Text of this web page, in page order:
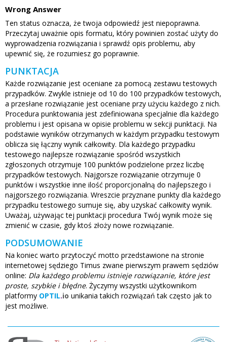
Wrong Answer
Ten status oznacza, że twoja odpowiedź jest niepoprawna.
Przeczytaj uważnie opis formatu, który powinien zostać użyty do
wyprowadzenia rozwiązania i sprawdź opis problemu, aby
upewnić się, że rozumiesz go poprawnie.
PUNKTACJA
Każde rozwiązanie jest oceniane za pomocą zestawu testowych
przypadków. Zwykle istnieje od 10 do 100 przypadków testowych,
a przesłane rozwiązanie jest oceniane przy użyciu każdego z nich.
Procedura punktowania jest zdefiniowana specjalnie dla każdego
problemu i jest opisana w opisie problemu w sekcji punktacji. Na
podstawie wyników otrzymanych w każdym przypadku testowym
oblicza się łączny wynik całkowity. Dla każdego przypadku
testowego najlepsze rozwiązanie spośród wszystkich
zgłoszonych otrzymuje 100 punktów podzielone przez liczbę
przypadków testowych. Najgorsze rozwiązanie otrzymuje 0
punktów i wszystkie inne ilość proporcjonalną do najlepszego i
najgorszego rozwiązania. Wreszcie przyznane punkty dla każdego
przypadku testowego sumuje się, aby uzyskać całkowity wynik.
Uważaj, używając tej punktacji procedura Twój wynik może się
zmienić w czasie, gdy ktoś złoży nowe rozwiązanie.
PODSUMOWANIE
Na koniec warto przytoczyć motto przedstawione na stronie
internetowej sędziego Timus zwane pierwszym prawem sędziów
online: Dla każdego problemu istnieje rozwiązanie, które jest
proste, szybkie i błędne. Życzymy wszystki użytkownikom
platformy OPTIL.io unikania takich rozwiązań tak często jak to
jest możliwe.